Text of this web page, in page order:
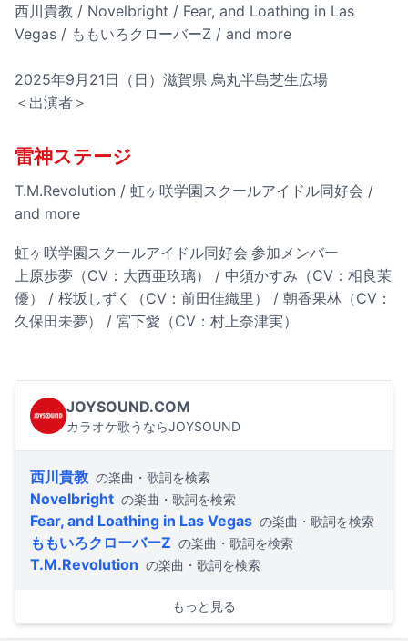
西川貴教 / Novelbright / Fear, and Loathing in Las
Vegas / ももいろクローバーZ / and more
2025年9月21日（日）滋賀県 烏丸半島芝生広場
＜出演者＞
雷神ステージ
T.M.Revolution / 虹ヶ咲学園スクールアイドル同好会 /
and more
虹ヶ咲学園スクールアイドル同好会 参加メンバー
上原歩夢（CV：大西亜玖璃） / 中須かすみ（CV：相良茉
優） / 桜坂しずく（CV：前田佳織里） / 朝香果林（CV：
久保田未夢） / 宮下愛（CV：村上奈津実）
JOYSOUND.COM
カラオケ歌うならJOYSOUND
西川貴教 の楽曲・歌詞を検索
Novelbright の楽曲・歌詞を検索
Fear, and Loathing in Las Vegas の楽曲・歌詞を検索
ももいろクローバーZ の楽曲・歌詞を検索
T.M.Revolution の楽曲・歌詞を検索
もっと見る